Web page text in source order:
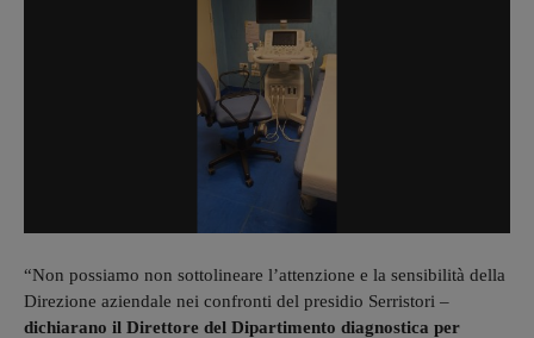
“Non possiamo non sottolineare l’attenzione e la sensibilità della
Direzione aziendale nei confronti del presidio Serristori –
dichiarano il Direttore del Dipartimento diagnostica per